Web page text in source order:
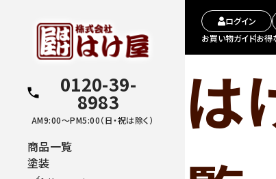
ログイン
お買い物ガイドお得
は
0120-39-
8983
AM9:00～PM5:00（日・祝は除く）
商品一覧
塗装